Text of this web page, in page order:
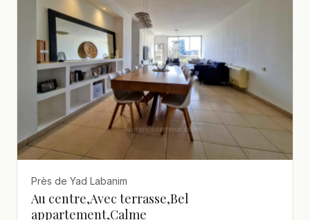
Près de Yad Labanim
Au centre,Avec terrasse,Bel
appartement,Calme